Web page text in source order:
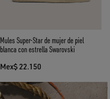
Mules Super-Star de mujer de piel
blanca con estrella Swarovski
Mex$ 22.150